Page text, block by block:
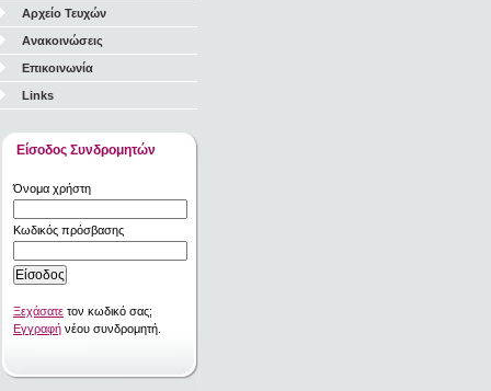
Αρχείο Τευχών
Ανακοινώσεις
Επικοινωνία
Links
Είσοδος Συνδρομητών
Όνομα χρήστη
Κωδικός πρόσβασης
Ξεχάσατε τον κωδικό σας;
Εγγραφή νέου συνδρομητή.